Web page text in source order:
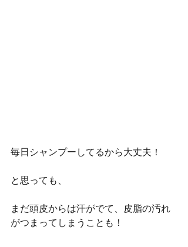
毎日シャンプーしてるから大丈夫！
と思っても、
まだ頭皮からは汗がでて、皮脂の汚れ
がつまってしまうことも！